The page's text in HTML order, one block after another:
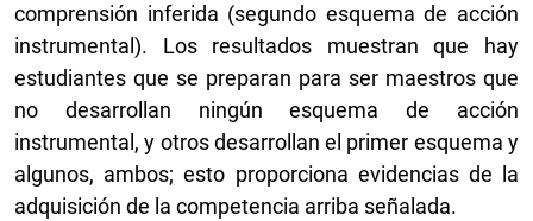
comprensión inferida (segundo esquema de acción
instrumental). Los resultados muestran que hay
estudiantes que se preparan para ser maestros que
no desarrollan ningún esquema de acción
instrumental, y otros desarrollan el primer esquema y
algunos, ambos; esto proporciona evidencias de la
adquisición de la competencia arriba señalada.